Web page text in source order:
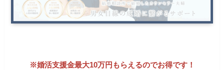
※婚活支援金最大10万円もらえるのでお得です！